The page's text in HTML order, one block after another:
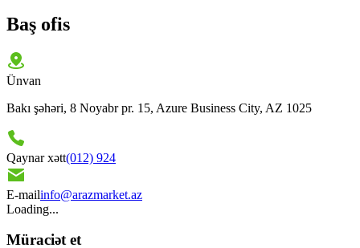
Baş ofis
Ünvan
Bakı şəhəri, 8 Noyabr pr. 15, Azure Business City, AZ 1025
Qaynar xətt(012) 924
E-mailinfo@arazmarket.az
Loading...
Müraciət et